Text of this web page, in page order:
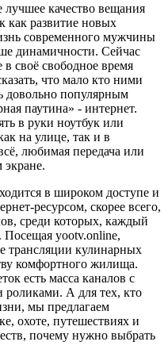
лучшее качество вещания
как развитие новых
современного мужчины
динамичности. Сейчас
своё свободное время
что мало кто ними
довольно популярным
паутина» - интернет.
в руки ноутбук или
на улице, так и в
любимая передача или
в широком доступе и
ресурсом, скорее всего,
среди которых, каждый
Посещая yootv.online,
трансляции кулинарных
комфортного жилища.
есть масса каналов с
А для тех, кто
мы предлагаем
охоте, путешествиях и
почему нужно выбрать